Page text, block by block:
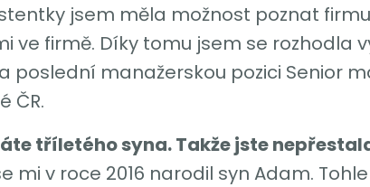
jsem měla možnost poznat
ve firmě. Díky tomu jsem se rozhodla
poslední manažerskou pozici Senior
ČR.
tříletého syna. Takže jste
mi v roce 2016 narodil syn Adam.